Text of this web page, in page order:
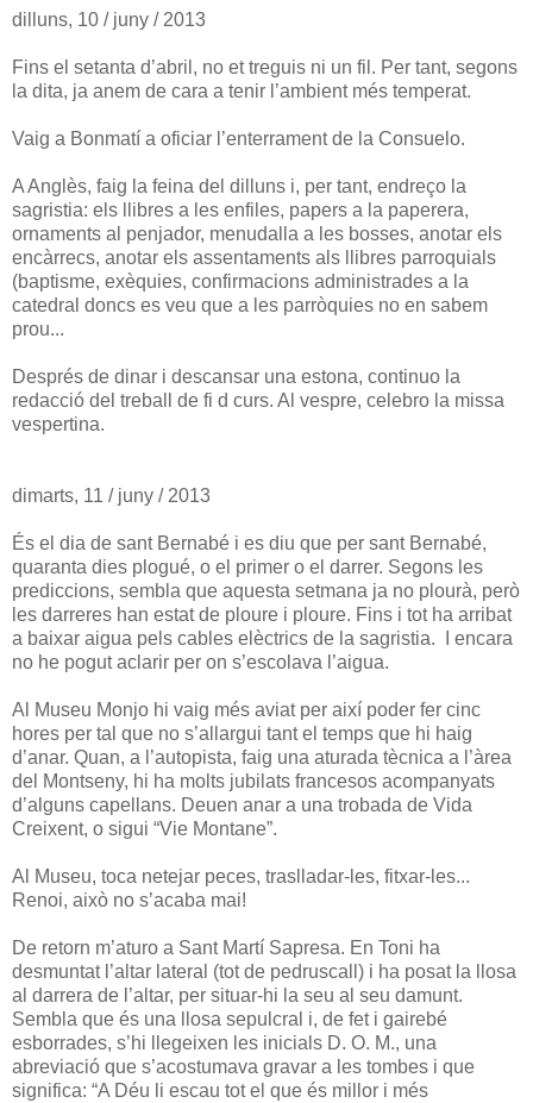
dilluns, 10 / juny / 2013
Fins el setanta d’abril, no et treguis ni un fil. Per tant, segons
la dita, ja anem de cara a tenir l’ambient més temperat.
Vaig a Bonmatí a oficiar l’enterrament de la Consuelo.
A Anglès, faig la feina del dilluns i, per tant, endreço la
sagristia: els llibres a les enfiles, papers a la paperera,
ornaments al penjador, menudalla a les bosses, anotar els
encàrrecs, anotar els assentaments als llibres parroquials
(baptisme, exèquies, confirmacions administrades a la
catedral doncs es veu que a les parròquies no en sabem
prou...
Després de dinar i descansar una estona, continuo la
redacció del treball de fi d curs. Al vespre, celebro la missa
vespertina.
dimarts, 11 / juny / 2013
És el dia de sant Bernabé i es diu que per sant Bernabé,
quaranta dies plogué, o el primer o el darrer. Segons les
prediccions, sembla que aquesta setmana ja no plourà, però
les darreres han estat de ploure i ploure. Fins i tot ha arribat
a baixar aigua pels cables elèctrics de la sagristia. I encara
no he pogut aclarir per on s’escolava l’aigua.
Al Museu Monjo hi vaig més aviat per així poder fer cinc
hores per tal que no s’allargui tant el temps que hi haig
d’anar. Quan, a l’autopista, faig una aturada tècnica a l’àrea
del Montseny, hi ha molts jubilats francesos acompanyats
d’alguns capellans. Deuen anar a una trobada de Vida
Creixent, o sigui “Vie Montane”.
Al Museu, toca netejar peces, traslladar-les, fitxar-les...
Renoi, això no s’acaba mai!
De retorn m’aturo a Sant Martí Sapresa. En Toni ha
desmuntat l’altar lateral (tot de pedruscall) i ha posat la llosa
al darrera de l’altar, per situar-hi la seu al seu damunt.
Sembla que és una llosa sepulcral i, de fet i gairebé
esborrades, s’hi llegeixen les inicials D. O. M., una
abreviació que s’acostumava gravar a les tombes i que
significa: “A Déu li escau tot el que és millor i més